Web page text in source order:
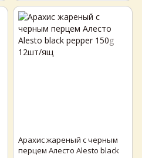
Арахис жареный с черным
перцем Алесто Alesto black